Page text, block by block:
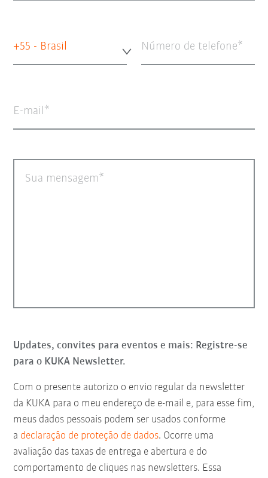
+55 - Brasil Número de telefone
E-mail
Sua mensagem
Updates, convites para eventos e mais: Registre-se
para o KUKA Newsletter.
Com o presente autorizo o envio regular da newsletter
da KUKA para o meu endereço de e-mail e, para esse fim,
meus dados pessoais podem ser usados conforme
a declaração de proteção de dados. Ocorre uma
avaliação das taxas de entrega e abertura e do
comportamento de cliques nas newsletters. Essa